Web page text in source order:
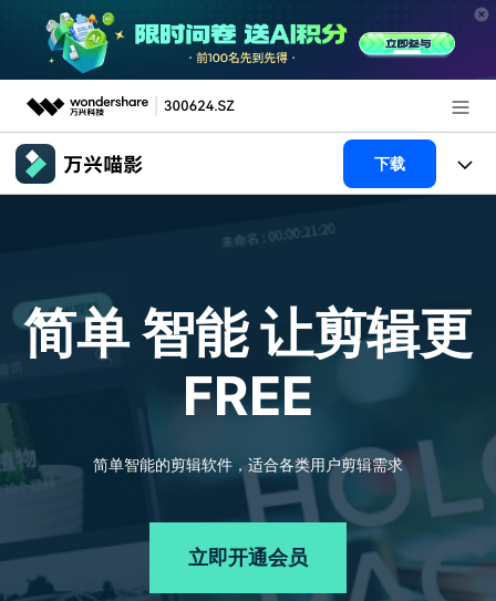
推荐产品
关于万兴
客服热线：4000-300624
下载
产品功能
视频/照片
AI 绘画
AI 视频续写
声音
解决方案
专业创作人群
文章资讯
帮助中心
产品信息
立即购买
简单 智能让剪辑更
FREE
简单智能的剪辑软件，适合各类用户剪辑需求
立即开通会员